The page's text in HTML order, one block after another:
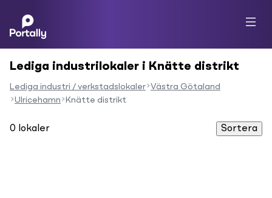
Lediga industrilokaler i Knätte distrikt
Lediga industri / verkstadslokaler Västra Götaland
Ulricehamn
Knätte distrikt
0 lokaler Sortera